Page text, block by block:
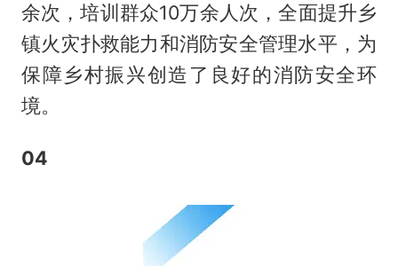
余次，培训群众10万余人次，全面提升乡
镇火灾扑救能力和消防安全管理水平，为
保障乡村振兴创造了良好的消防安全环
境。
04